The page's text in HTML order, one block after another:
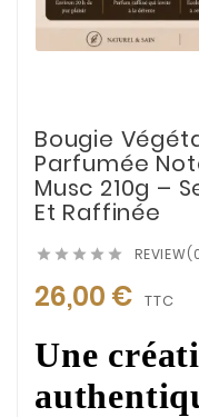
Bougie
Parfumée
Musc 210g –
Et Raffinée
    
26,00 € TTC
Une